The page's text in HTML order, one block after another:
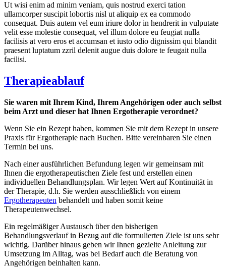
Ut wisi enim ad minim veniam, quis nostrud exerci tation
ullamcorper suscipit lobortis nisl ut aliquip ex ea commodo
consequat. Duis autem vel eum iriure dolor in hendrerit in vulputate
velit esse molestie consequat, vel illum dolore eu feugiat nulla
facilisis at vero eros et accumsan et iusto odio dignissim qui blandit
praesent luptatum zzril delenit augue duis dolore te feugait nulla
facilisi.
Therapieablauf
Sie waren mit Ihrem Kind, Ihrem Angehörigen oder auch selbst
beim Arzt und dieser hat Ihnen Ergotherapie verordnet?
Wenn Sie ein Rezept haben, kommen Sie mit dem Rezept in unsere
Praxis für Ergotherapie nach Buchen. Bitte vereinbaren Sie einen
Termin bei uns.
Nach einer ausführlichen Befundung legen wir gemeinsam mit
Ihnen die ergotherapeutischen Ziele fest und erstellen einen
individuellen Behandlungsplan. Wir legen Wert auf Kontinuität in
der Therapie, d.h. Sie werden ausschließlich von einem
Ergotherapeuten behandelt und haben somit keine
Therapeutenwechsel.
Ein regelmäßiger Austausch über den bisherigen
Behandlungsverlauf in Bezug auf die formulierten Ziele ist uns sehr
wichtig. Darüber hinaus geben wir Ihnen gezielte Anleitung zur
Umsetzung im Alltag, was bei Bedarf auch die Beratung von
Angehörigen beinhalten kann.